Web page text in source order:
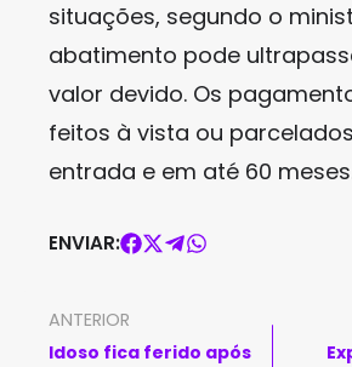
situações, segundo o
abatimento pode
valor devido. Os
feitos à vista ou
entrada e em até 60
ENVIAR:
ANTERIOR
Idoso fica ferido após